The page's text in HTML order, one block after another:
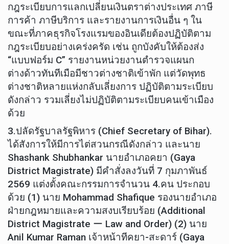
กฎระเบียบการแลกเปลี่ยนเงินตราต่างประเทศ ภาษี
การค้า ภาษีบริการ และรายงานการเงินอื่น ๆ ใน
ขณะที่ภาคธุรกิจโรงแรมของอินเดียต้องปฏิบัติตาม
กฎระเบียบอย่างเคร่งครัด เช่น ถูกบังคับให้ต้องส่ง
“แบบฟอร์ม C” รายงานหน่วยงานตำรวจแผนก
ต่างด้าวทันทีเมือมีชาวต่างชาติเข้าพัก แต่วัดพุทธ
ต่างชาติหลายแห่งกลับเลี่ยงการ ปฏิบัติตามระเบียบ
ดังกล่าว รวมเลี่ยงไม่ปฏิบัติตามระเบียบคนเข้าเมือง
ด้วย
3.ปลัดรัฐบาลรัฐพิหาร (Chief Secretary of Bihar).
ได้สังการให้มีการไต่สวนกรณีดังกล่าว และนาย
Shashank Shubhankar นายอำเภอคยา (Gaya
District Magistrate) มีคำสั่งลงวันที่ 7 กุมภาพันธ์
2569 แต่งตั้งคณะกรรมการจำนวน 4.คน ประกอบ
ด้วย (1) นาย Mohammad Shafique รองนายอำเภอ
ฝ่ายกฎหมายและความสงบเรียบร้อย (Additional
District Magistrate ー Law and Order) (2) นาย
Anil Kumar Raman เจ้าหน้าทีคยา-สะดาร์ (Gaya